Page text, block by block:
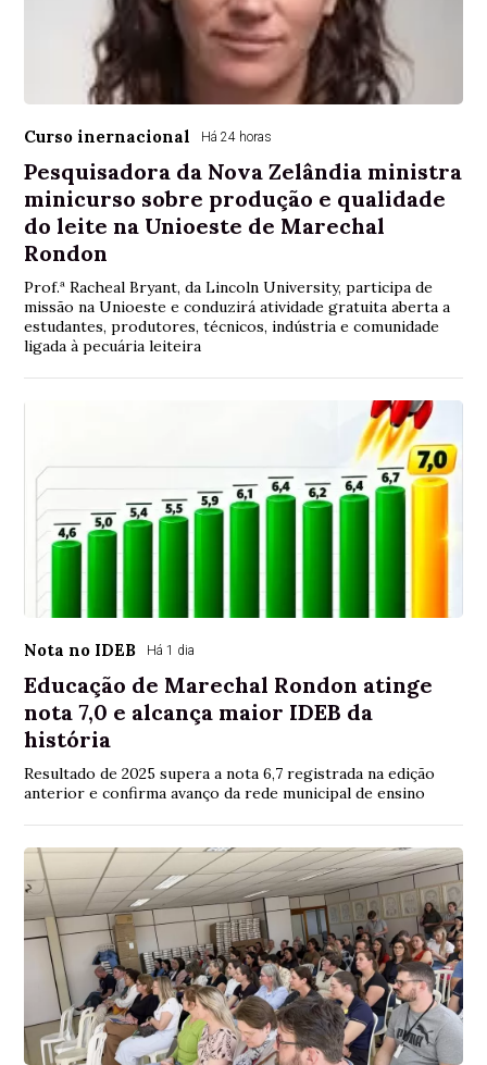
Curso inernacional Há 24 horas
Pesquisadora da Nova Zelândia ministra
minicurso sobre produção e qualidade
do leite na Unioeste de Marechal
Rondon
Prof.ª Racheal Bryant, da Lincoln University, participa de
missão na Unioeste e conduzirá atividade gratuita aberta a
estudantes, produtores, técnicos, indústria e comunidade
ligada à pecuária leiteira
Nota no IDEB Há 1 dia
Educação de Marechal Rondon atinge
nota 7,0 e alcança maior IDEB da
história
Resultado de 2025 supera a nota 6,7 registrada na edição
anterior e confirma avanço da rede municipal de ensino